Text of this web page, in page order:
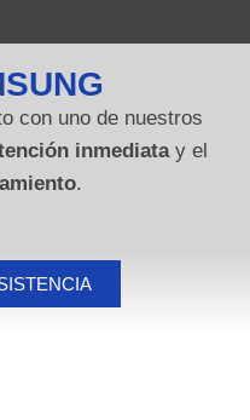
con uno de nuestros
inmediatay el
.